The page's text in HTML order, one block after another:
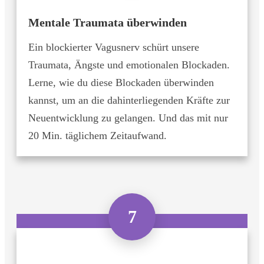
Mentale Traumata überwinden
Ein blockierter Vagusnerv schürt unsere
Traumata, Ängste und emotionalen Blockaden.
Lerne, wie du diese Blockaden überwinden
kannst, um an die dahinterliegenden Kräfte zur
Neuentwicklung zu gelangen. Und das mit nur
20 Min. täglichem Zeitaufwand.
7